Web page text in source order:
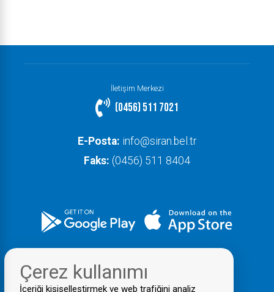
İletişim Merkezi
(0456) 511 7021
E-Posta: info@siran.bel.tr
Faks: (0456) 511 8404
Çerez kullanımı
İçeriği kişiselleştirmek ve web trafiğini analiz